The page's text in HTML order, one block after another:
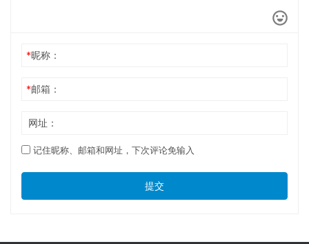
*昵称：
*邮箱：
网址：
记住昵称、邮箱和网址，下次评论免输入
提交